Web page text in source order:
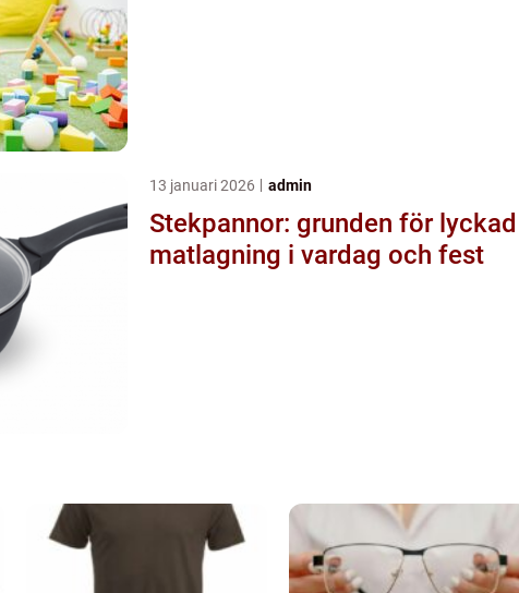
13 januari 2026 admin
Stekpannor: grunden för lyckad
matlagning i vardag och fest